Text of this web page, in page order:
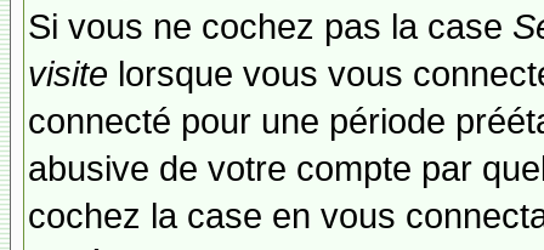
Si vous ne cochez pas la case
visite lorsque vous vous
connecté pour une période
abusive de votre compte par
cochez la case en vous